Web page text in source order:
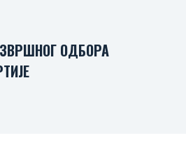
ОДБОРА